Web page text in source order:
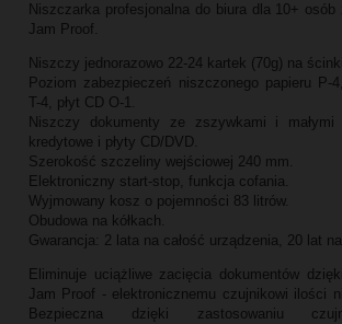
Niszczarka profesjonalna do biura dla 10+
Jam Proof.
Niszczy jednorazowo 22-24 kartek (70g) na
Poziom zabezpieczeń niszczonego papieru P-
T-4, płyt CD O-1.
Niszczy dokumenty ze zszywkami i małymi
kredytowe i płyty CD/DVD.
Szerokość szczeliny wejściowej 240 mm.
Elektroniczny start-stop, funkcja cofania.
Wyjmowany kosz o pojemności 83 litrów.
Obudowa na kółkach.
Gwarancja: 2 lata na całość urządzenia, 20 lat
Eliminuje uciążliwe zacięcia dokumentów
Jam Proof - elektronicznemu czujnikowi ilości
Bezpieczna dzięki zastosowaniu